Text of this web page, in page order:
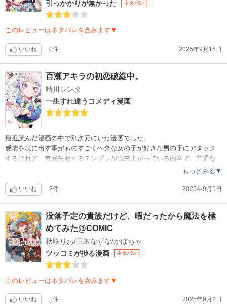
引っかかりが無かった
ネタバレ
このレビューはネタバレを含みます▼
いいね 0件 2025年9月16日
百瀬アキラの初恋破綻中。
晴川シンタ
一生すれ違うコメディ漫画
最近読んだ漫画の中で別次元にいた漫画でした。
感情を表に出す事がものすごくヘタな女の子が好きな男の子にアタック
するけれど、毎回失敗するテンプレが出来上がっている内容で、普通な
ら『この子絶対俺のこと好きだろ？』と思う様な一線を超えたアプロー
毎回2人ともドキドキしていてキュンキュン読めました。
もっとみる▼
いいね 2件 2025年9月9日
没落予定の貴族だけど、暇だったから魔法を極
めてみた@COMIC
秋咲りお/三木なずな/かぼちゃ
ツッコミが捗る漫画
ネタバレ
このレビューはネタバレを含みます▼
いいね 1件 2025年9月2日